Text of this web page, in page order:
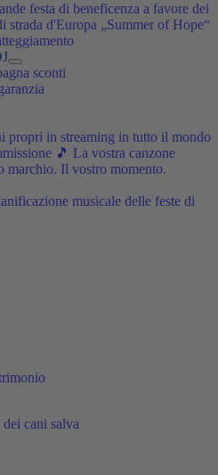
festa di beneficenza a favore dei
strada d'Europa „Summer of Hope“
sconti
propri in streaming in tutto il mondo
🎵 La vostra canzone
marchio. Il vostro momento.
musicale delle feste di